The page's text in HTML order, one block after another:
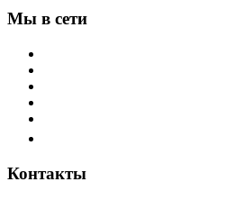
Мы в сети
Контакты